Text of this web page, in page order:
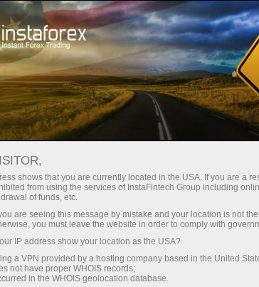
Швидке відкриття рахунку Торгова
Інвесторам Партнерам
shows that you are currently located in the USA. If you are a
from using the services of InstaFintech Group including
of funds, etc.
are seeing this message by mistake and your location is not
you must leave the website in order to comply with
IP address show your location as the USA?
a VPN provided by a hosting company based in the United
not have proper WHOIS records;
in the WHOIS geolocation database.